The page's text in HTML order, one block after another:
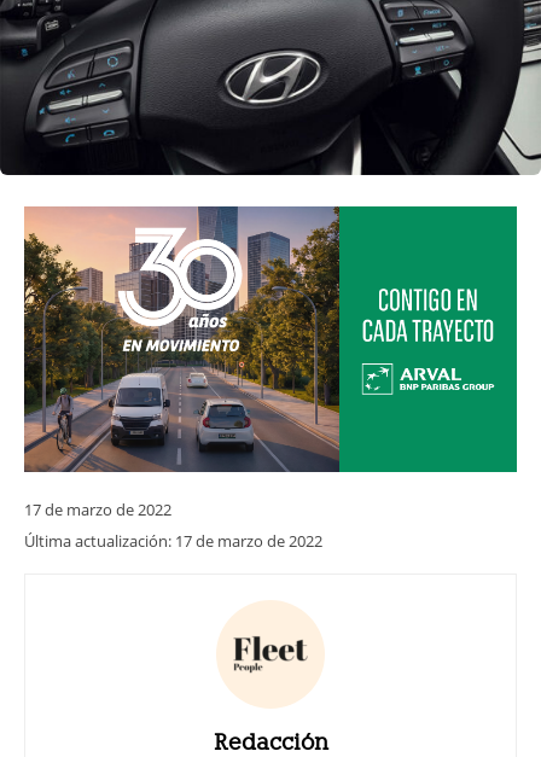
17 de marzo de 2022
Última actualización: 17 de marzo de 2022
Redacción